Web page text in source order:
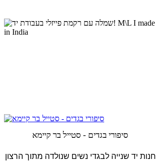
סיפורי בגדים - סטייל בר קיימא
חנות יד שנייה לבגדי נשים שנולדה מתוך הרצון